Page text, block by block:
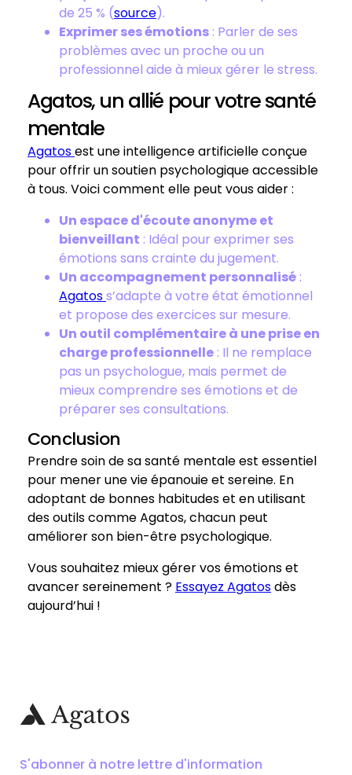
de 25 % (source).
Exprimer ses émotions : Parler de ses
problèmes avec un proche ou un
professionnel aide à mieux gérer le stress.
Agatos, un allié pour votre santé
mentale
Agatosest une intelligence artificielle conçue
pour offrir un soutien psychologique accessible
à tous. Voici comment elle peut vous aider :
Un espace d'écoute anonyme et
bienveillant : Idéal pour exprimer ses
émotions sans crainte du jugement.
Un accompagnement personnalisé :
Agatoss’adapte à votre état émotionnel
et propose des exercices sur mesure.
Un outil complémentaire à une prise en
charge professionnelle : Il ne remplace
pas un psychologue, mais permet de
mieux comprendre ses émotions et de
préparer ses consultations.
Conclusion
Prendre soin de sa santé mentale est essentiel
pour mener une vie épanouie et sereine. En
adoptant de bonnes habitudes et en utilisant
des outils comme Agatos, chacun peut
améliorer son bien-être psychologique.
Vous souhaitez mieux gérer vos émotions et
avancer sereinement ? Essayez Agatosdès
aujourd’hui !
S'abonner à notre lettre d'information